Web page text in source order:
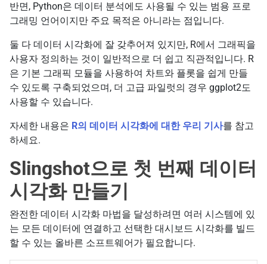
반면, Python은 데이터 분석에도 사용될 수 있는 범용 프로
그래밍 언어이지만 주요 목적은 아니라는 점입니다.
둘 다 데이터 시각화에 잘 갖추어져 있지만, R에서 그래픽을
사용자 정의하는 것이 일반적으로 더 쉽고 직관적입니다. R
은 기본 그래픽 모듈을 사용하여 차트와 플롯을 쉽게 만들
수 있도록 구축되었으며, 더 고급 파일럿의 경우 ggplot2도
사용할 수 있습니다.
자세한 내용은 R의 데이터 시각화에 대한 우리 기사를 참고
하세요.
Slingshot으로 첫 번째 데이터
시각화 만들기
완전한 데이터 시각화 마법을 달성하려면 여러 시스템에 있
는 모든 데이터에 연결하고 선택한 대시보드 시각화를 빌드
할 수 있는 올바른 소프트웨어가 필요합니다.